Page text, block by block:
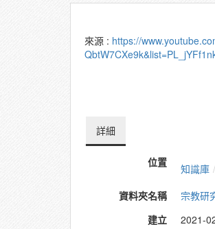
來源 : https://
詳細
位置 知識庫
資料夾名稱
宗教研
建立
2021-